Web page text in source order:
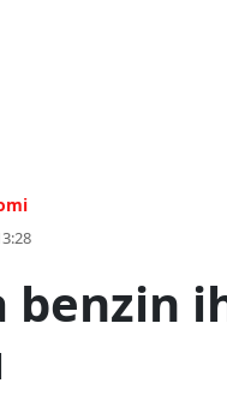
benzin